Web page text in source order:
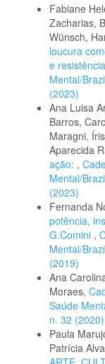
Fabiane
Zacharias,
Wünsch,
loucura
e
Mental/
(2023)
Ana Luisa
Barros,
Maragni,
Aparecida
ação: ,
Mental/
(2023)
Fernanda
potência,
G.Comini ,
Mental/
(2019)
Ana
Moraes,
Saúde
n. 32 (2020)
Paula
Patrícia